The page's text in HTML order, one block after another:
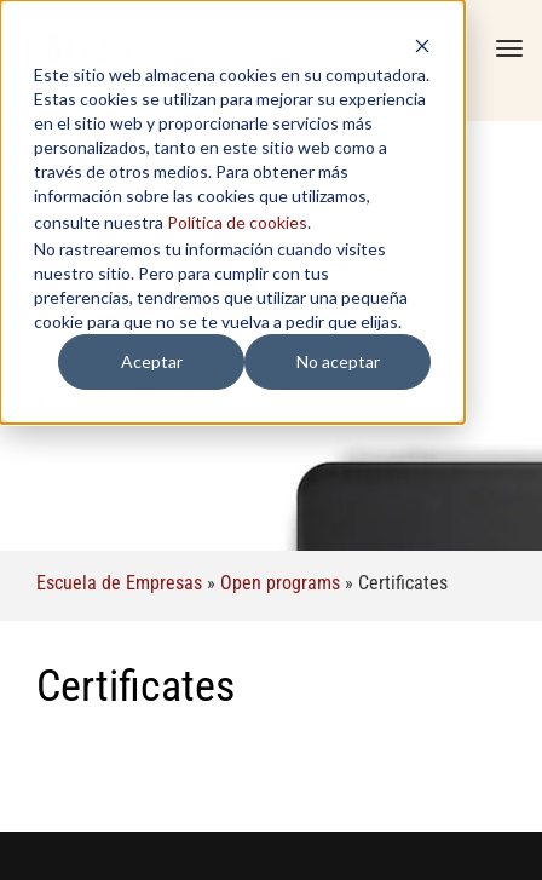
Este sitio web almacena cookies en su computadora.
Estas cookies se utilizan para mejorar su experiencia
en el sitio web y proporcionarle servicios más
personalizados, tanto en este sitio web como a
través de otros medios. Para obtener más
información sobre las cookies que utilizamos,
consulte nuestra Política de cookies.
No rastrearemos tu información cuando visites
nuestro sitio. Pero para cumplir con tus
preferencias, tendremos que utilizar una pequeña
cookie para que no se te vuelva a pedir que elijas.
Aceptar
No aceptar
OPEN PROGRAMS
Escuela de Empresas » Open programs » Certificates
Certificates